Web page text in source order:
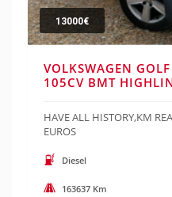
13000€
VOLKSWAGEN
105CV BMT
HAVE ALL HISTORY,KM
EUROS
Diesel
163637 Km